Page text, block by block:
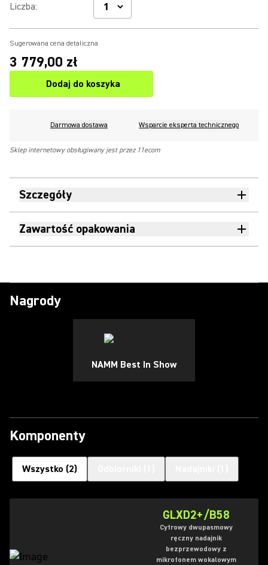
Liczba:
Sugerowana cena detaliczna
3 779,00 zł
Dodaj do koszyka
Darmowa dostawa Wsparcie eksperta technicznego
Sklep internetowy obsługiwany jest przez 11ecom
Szczegóły
Zawartość opakowania
Nagrody
NAMM Best In Show
Komponenty
Wszystko (2)
GLXD2+/B58
Cyfrowy dwupasmowy
ręczny nadajnik
bezprzewodowy z
mikrofonem wokalowym